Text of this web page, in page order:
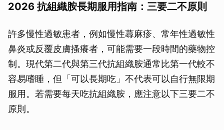
2026 抗組織胺長期服用指南：三要二不原則
許多慢性過敏患者，例如慢性蕁麻疹、常年性過敏性
鼻炎或反覆皮膚搔癢者，可能需要一段時間的藥物控
制。現代第二代與第三代抗組織胺通常比第一代較不
容易嗜睡，但「可以長期吃」不代表可以自行無限期
服用。若需要每天吃抗組織胺，應注意以下三要二不
原則。